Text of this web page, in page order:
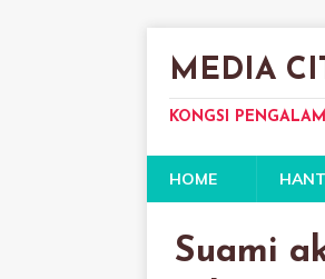
MEDIA
KONGSI
HOME
Suami